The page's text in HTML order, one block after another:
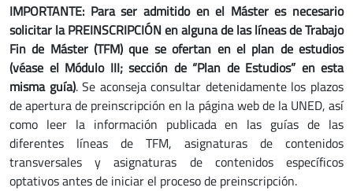
IMPORTANTE: Para ser admitido en el Máster es necesario
solicitar la PREINSCRIPCIÓN en alguna de las líneas de Trabajo
Fin de Máster (TFM) que se ofertan en el plan de estudios
(véase el Módulo III; sección de “Plan de Estudios” en esta
misma guía). Se aconseja consultar detenidamente los plazos
de apertura de preinscripción en la página web de la UNED, así
como leer la información publicada en las guías de las
diferentes líneas de TFM, asignaturas de contenidos
transversales y asignaturas de contenidos específicos
optativos antes de iniciar el proceso de preinscripción.